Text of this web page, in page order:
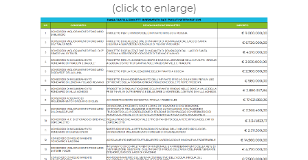
(click to enlarge)